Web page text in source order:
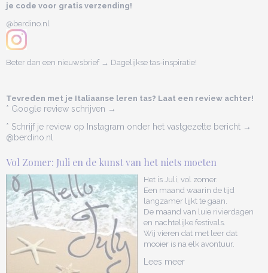
je code voor gratis verzending!
@berdino.nl
Beter dan een nieuwsbrief → Dagelijkse tas-inspiratie!
Tevreden met je Italiaanse leren tas? Laat een review achter!
* Google review schrijven →
* Schrijf je review op Instagram onder het vastgezette bericht →
@berdino.nl
Vol Zomer: Juli en de kunst van het niets moeten
Het is Juli, vol zomer.
Een maand waarin de tijd
langzamer lijkt te gaan.
De maand van luie rivierdagen
en nachtelijke festivals.
Wij vieren dat met leer dat
mooier is na elk avontuur.
Lees meer